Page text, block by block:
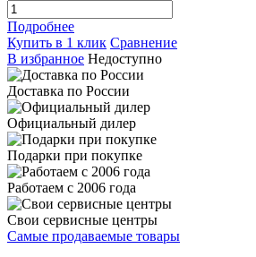
Подробнее
Купить в 1 клик Сравнение
В избранное Недоступно
Доставка по России
Официальный дилер
Подарки при покупке
Работаем с 2006 года
Свои сервисные центры
Самые продаваемые товары